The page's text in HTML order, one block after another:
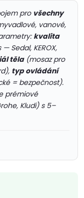
pro všechny
vanové,
kvalita
Sedal, KEROX,
těla(mosaz pro
typ ovládání
= bezpečnost).
prémiové
Kludi) s 5–